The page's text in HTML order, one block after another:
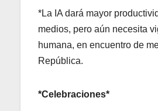
*La IA dará mayor
medios, pero aún necesita
humana, en encuentro de
República.
*Celebraciones*